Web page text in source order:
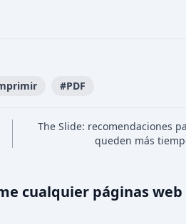
#PDF
The Slide: recomendaciones
queden más
cualquier páginas